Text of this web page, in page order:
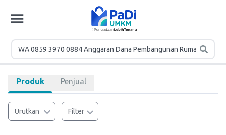
Produk Penjual
Urutkan Filter